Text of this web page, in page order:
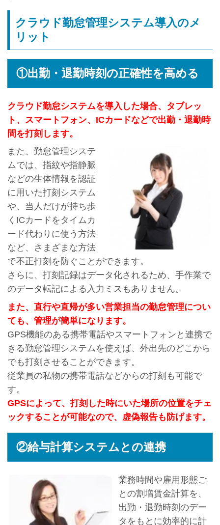
クラウド勤怠管理システム導入のメ
リット
①出勤・退勤時刻の正確性を高める
クラウド勤怠システムを導入した場合、タブレッ
ト、スマートフォン、ICカードなどで出勤・退勤時
間を打刻します。
また、勤怠管理システ
ムでは、指紋や指静脈
などの生体情報を認証
に用いた打刻システム
や、当人だけが持ち歩
くICカードをタイムカ
ード代わりに使う方法
など、さまざまな方法
で不正打刻を防ぐことができます。
さらに、打刻記録はデータ化されるため、手作業で
のデータ転記による入力ミスもありません。
また、直行や直帰が多い営業担当の勤怠管理につい
ても、管理が簡単になります。
GPS機能のある携帯電話やスマートフォンと連携で
きる勤怠管理システムを使えば、外出先のどこから
でも打刻させることができます。
従業員の私物の携帯電話などからの打刻も可能で
す。
GPSによって、打刻した時にいた場所の位置をチェ
ックすることが可能なので、虚偽報告も防げます。
②給与計算システムとの連携
業務時間や雇用形態ご
との割増賃金計算を、
出勤・退勤時刻のデー
タをもとに効率的に計